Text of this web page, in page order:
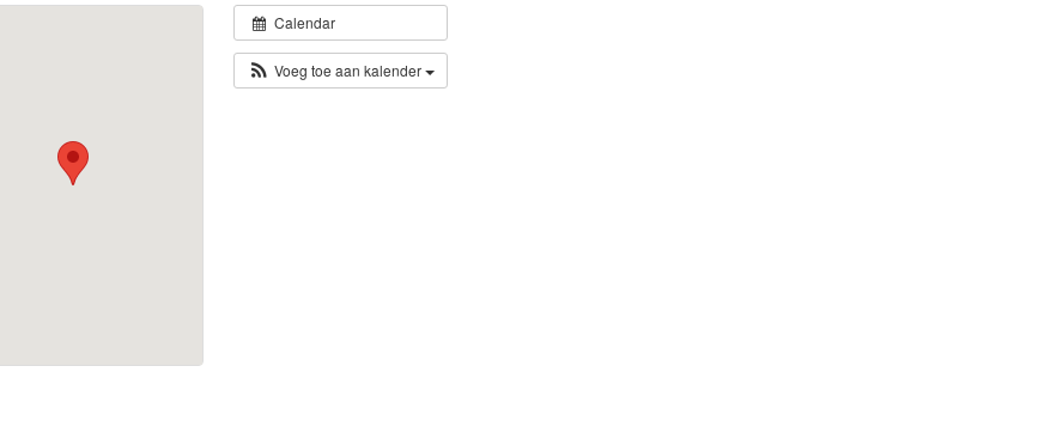
Calendar
Voeg toe aan kalender